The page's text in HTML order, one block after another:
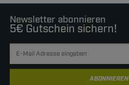
Newsletter abonnieren
5€ Gutschein sichern!
ABONNIEREN